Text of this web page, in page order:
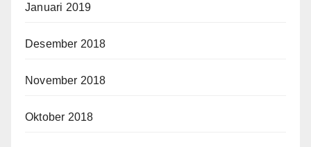
Januari 2019
Desember 2018
November 2018
Oktober 2018